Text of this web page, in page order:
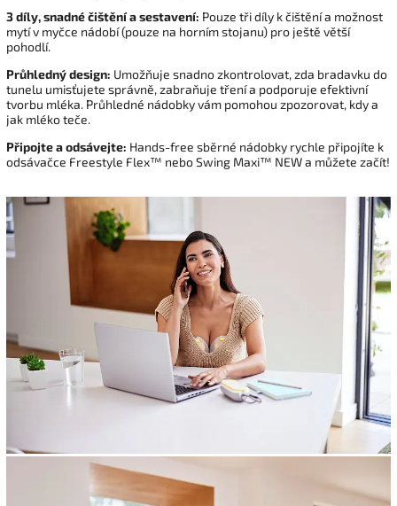
3 díly, snadné čištění a sestavení: Pouze tři díly k čištění a možnost
mytí v myčce nádobí (pouze na horním stojanu) pro ještě větší
pohodlí.
Průhledný design: Umožňuje snadno zkontrolovat, zda bradavku do
tunelu umisťujete správně, zabraňuje tření a podporuje efektivní
tvorbu mléka. Průhledné nádobky vám pomohou zpozorovat, kdy a
jak mléko teče.
Připojte a odsávejte: Hands-free sběrné nádobky rychle připojíte k
odsávačce Freestyle Flex™ nebo Swing Maxi™ NEW a můžete začít!